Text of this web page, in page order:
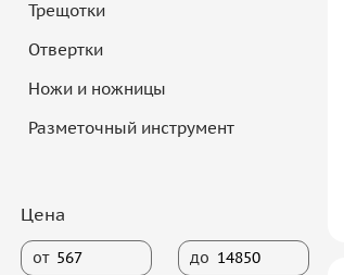
Трещотки
Отвертки
Ножи и ножницы
Разметочный инструмент
Цена
от до